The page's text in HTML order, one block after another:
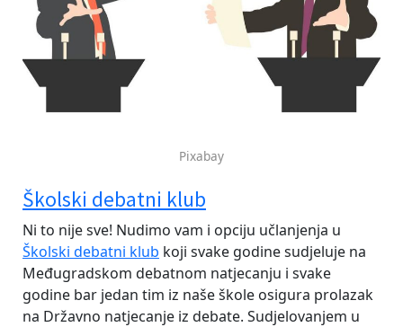
Pixabay
Školski debatni klub
Ni to nije sve! Nudimo vam i opciju učlanjenja u
Školski debatni klub koji svake godine sudjeluje na
Međugradskom debatnom natjecanju i svake
godine bar jedan tim iz naše škole osigura prolazak
na Državno natjecanje iz debate. Sudjelovanjem u